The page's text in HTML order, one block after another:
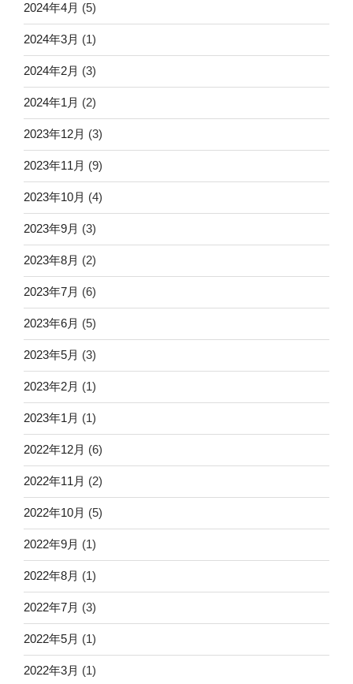
2024年4月 (5)
2024年3月 (1)
2024年2月 (3)
2024年1月 (2)
2023年12月 (3)
2023年11月 (9)
2023年10月 (4)
2023年9月 (3)
2023年8月 (2)
2023年7月 (6)
2023年6月 (5)
2023年5月 (3)
2023年2月 (1)
2023年1月 (1)
2022年12月 (6)
2022年11月 (2)
2022年10月 (5)
2022年9月 (1)
2022年8月 (1)
2022年7月 (3)
2022年5月 (1)
2022年3月 (1)